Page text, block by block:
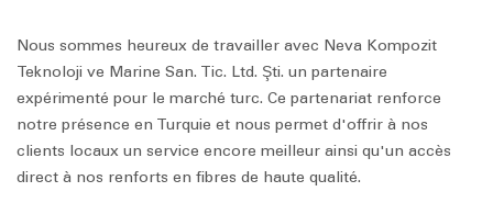
Nous sommes heureux de travailler avec Neva Kompozit
Teknoloji ve Marine San. Tic. Ltd. Şti. un partenaire
expérimenté pour le marché turc. Ce partenariat renforce
notre présence en Turquie et nous permet d'offrir à nos
clients locaux un service encore meilleur ainsi qu'un accès
direct à nos renforts en fibres de haute qualité.